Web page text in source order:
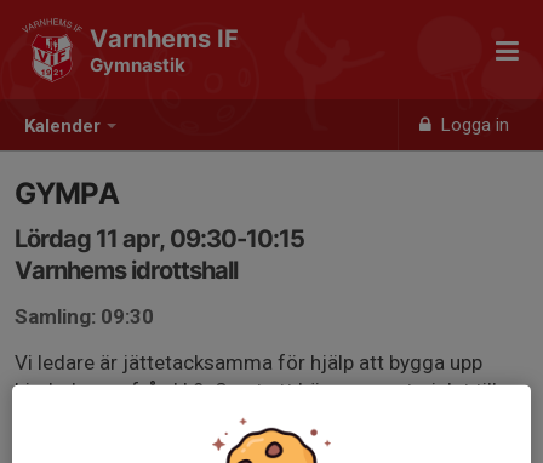
Kalender Logga in
Varnhems IF
Gymnastik
GYMPA
Lördag 11 apr, 09:30-10:15
Varnhems idrottshall
Samling: 09:30
Vi ledare är jättetacksamma för hjälp att bygga upp
hinderbanan från kl.9. Samt att bära ner materialet till
föreningens förråd under hallen efter gympan.